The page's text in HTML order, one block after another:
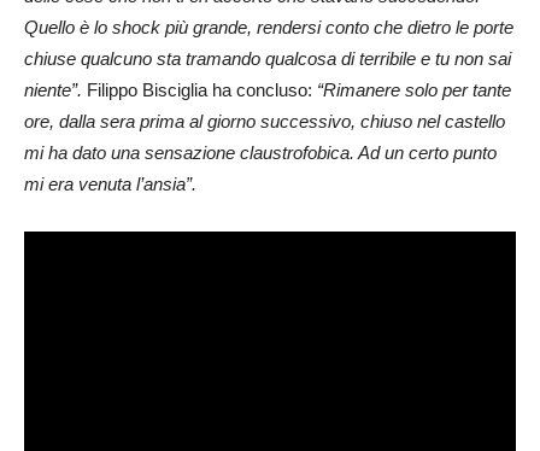
Quello è lo shock più grande, rendersi conto che dietro le porte
chiuse qualcuno sta tramando qualcosa di terribile e tu non sai
niente”. Filippo Bisciglia ha concluso: “Rimanere solo per tante
ore, dalla sera prima al giorno successivo, chiuso nel castello
mi ha dato una sensazione claustrofobica. Ad un certo punto
mi era venuta l’ansia”.